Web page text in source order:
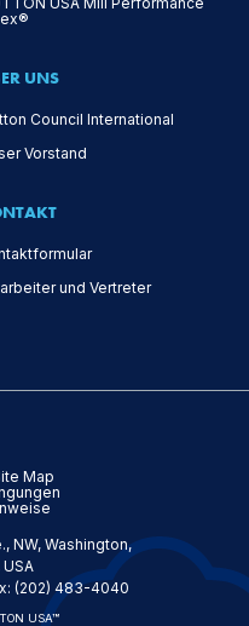
UNS
Council International
Vorstand
und Vertreter
Map
NW, Washington,
(202) 483-4040
USA™